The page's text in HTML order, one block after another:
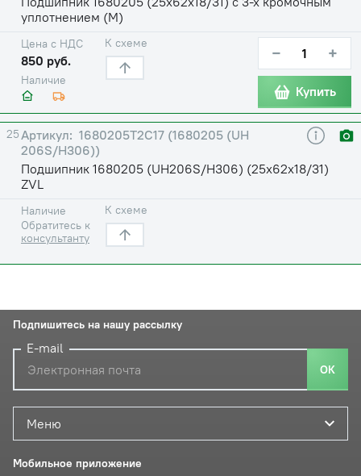
уплотнением (М)
Наличие
Цена с НДС
850 руб.
К схеме − +
Купить
25
1680205Т2С17 (1680205 (UH
206S/H306))
Подшипник 1680205 (UH206S/H306) (25х62х18/31)
ZVL
Наличие
Обратитесь к
консультанту
К схеме
Меню
Мобильное приложение
Подпишитесь на нашу рассылку
E-mail
ОК